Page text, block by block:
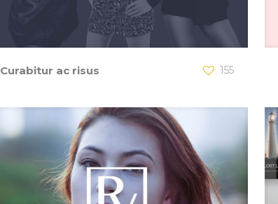
Curabitur ac risus 155